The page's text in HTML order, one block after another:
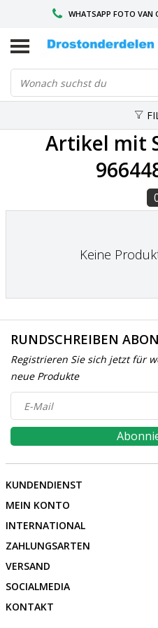
WHATSAPP FOTO VAN
VOOR 16.00 BESTELD,
Artikel mit
Keine
RUNDSCHREIBEN
Registrieren Sie sich jetzt für
neue Produkte
KUNDENDIENST
MEIN KONTO
INTERNATIONAL
ZAHLUNGSARTEN
VERSAND
SOCIALMEDIA
KONTAKT